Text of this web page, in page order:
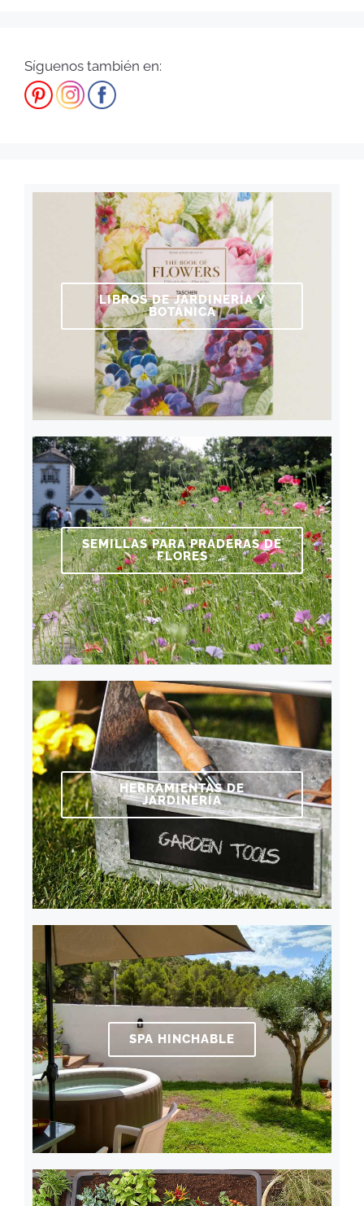
Síguenos también en:
LIBROS DE JARDINERÍA Y
BOTÁNICA
SEMILLAS PARA PRADERAS DE
FLORES
HERRAMIENTAS DE
JARDINERÍA
SPA HINCHABLE